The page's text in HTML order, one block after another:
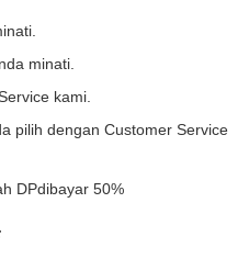
minati.
kami.
pilih dengan Customer Service
DPdibayar 50%